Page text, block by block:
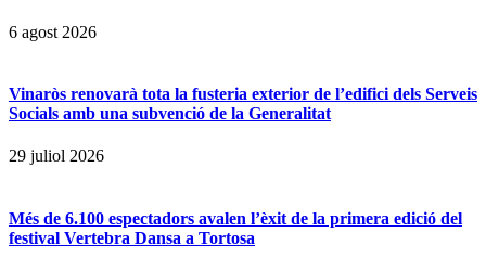
6 agost 2026
Vinaròs renovarà tota la fusteria exterior de l’edifici dels Serveis
Socials amb una subvenció de la Generalitat
29 juliol 2026
Més de 6.100 espectadors avalen l’èxit de la primera edició del
festival Vertebra Dansa a Tortosa